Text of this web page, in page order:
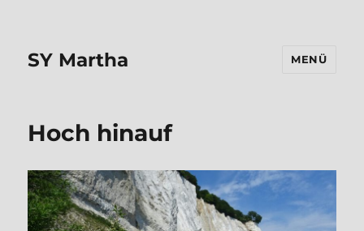
SY Martha MENÜ
Hoch hinauf